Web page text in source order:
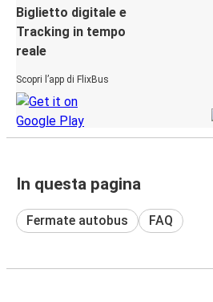
Biglietto digitale e
Tracking in tempo
reale
Scopri l’app di FlixBus
In questa pagina
Fermate autobus FAQ